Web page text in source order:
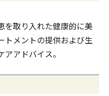
を取り入れた健康的に美
トメントの提供および生
アドバイス。